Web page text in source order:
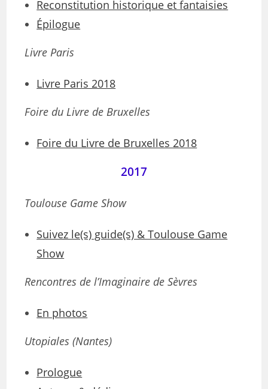
Reconstitution historique et fantaisies
Épilogue
Livre Paris
Livre Paris 2018
Foire du Livre de Bruxelles
Foire du Livre de Bruxelles 2018
2017
Toulouse Game Show
Suivez le(s) guide(s) & Toulouse Game
Show
Rencontres de l’Imaginaire de Sèvres
En photos
Utopiales (Nantes)
Prologue